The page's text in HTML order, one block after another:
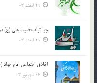
29 اسفند 03
چرا تولد حضرت علی (ع)
29 اسفند 03
اخلاق اجتماعی امام جواد
16 شهریور 03